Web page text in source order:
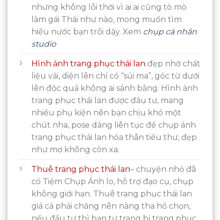
nhưng không lỗi thời vì ai ai cũng tò mò
làm gái Thái như nào, mong muốn tìm
hiểu nước bạn trỗi dậy. Xem chụp cá nhân
studio
Hình ảnh trang phục thái lan đẹp nhờ chất
liệu vải, diện lên chỉ có “sủi ma”, góc từ dưới
lên độc quá không ai sánh bằng. Hình ảnh
trang phục thái lan được đầu tư, mang
nhiều phụ kiện nên bạn chịu khó một
chút nha, pose dáng liên tục để chụp ảnh
trang phục thái lan hóa thân tiểu thư, đẹp
như mơ không còn xa.
Thuê trang phục thái lan– chuyện nhỏ đã
có Tiệm Chụp Ảnh lo, hỗ trợ đạo cụ, chụp
không giới hạn. Thuê trang phục thái lan
giá cả phải chăng nên nàng tha hồ chọn,
nếu đầu tư thì bạn tự trang bị trang phục